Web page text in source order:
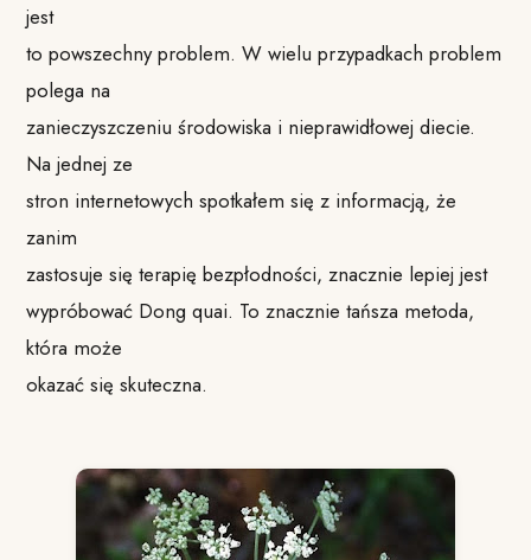
jest
to powszechny problem. W wielu przypadkach problem
polega na
zanieczyszczeniu środowiska i nieprawidłowej diecie.
Na jednej ze
stron internetowych spotkałem się z informacją, że
zanim
zastosuje się terapię bezpłodności, znacznie lepiej jest
wypróbować Dong quai. To znacznie tańsza metoda,
która może
okazać się skuteczna.